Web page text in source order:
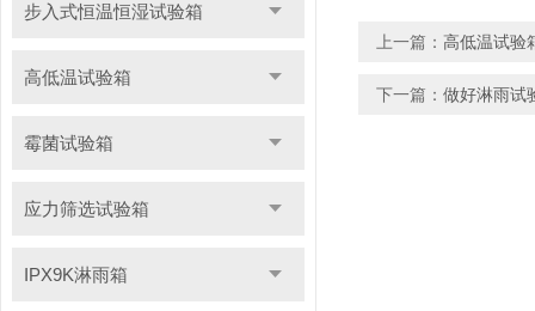
步入式恒温恒湿试验箱
高低温试验箱
霉菌试验箱
应力筛选试验箱
IPX9K淋雨箱
上一篇： 高低温试验
下一篇： 做好淋雨试